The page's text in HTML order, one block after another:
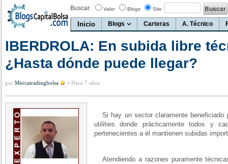
Buscar: Valor Blogs Site
Inicio Blogs Carteras A. Técnico
IBERDROLA: En subida libre
¿Hasta dónde puede llegar?
por Mercatradingbolsa • Hace 7 años
Si hay un sector claramente beneficiado
utilities donde prácticamente todos y
pertenecientes a él mantienen subidas
Atendiendo a razones puramente